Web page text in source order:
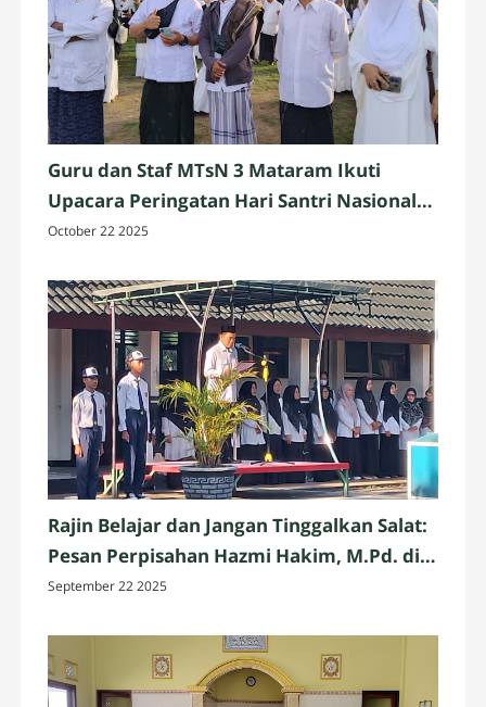
Guru dan Staf MTsN 3 Mataram Ikuti
Upacara Peringatan Hari Santri Nasional
2025 di Penujak, Lombok Tengah
October 22 2025
Rajin Belajar dan Jangan Tinggalkan Salat:
Pesan Perpisahan Hazmi Hakim, M.Pd. di
MTsN 3 Mataram
September 22 2025